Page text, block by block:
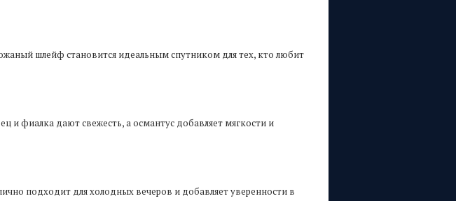
шлейф становится идеальным спутником для тех, кто любит
и фиалка дают свежесть, а османтус добавляет мягкости и
подходит для холодных вечеров и добавляет уверенности в